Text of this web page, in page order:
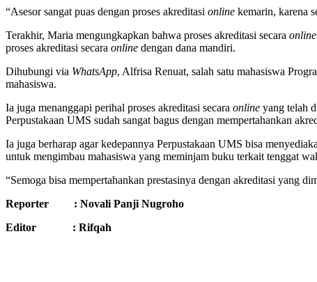
“Asesor sangat puas dengan proses akreditasi online kemarin, karena
Terakhir, Maria mengungkapkan bahwa proses akreditasi secara online
proses akreditasi secara online dengan dana mandiri.
Dihubungi via WhatsApp, Alfrisa Renuat, salah satu mahasiswa
mahasiswa.
Ia juga menanggapi perihal proses akreditasi secara online yang telah
Perpustakaan UMS sudah sangat bagus dengan mempertahankan
Ia juga berharap agar kedepannya Perpustakaan UMS bisa
untuk mengimbau mahasiswa yang meminjam buku terkait tenggat
“Semoga bisa mempertahankan prestasinya dengan akreditasi yang
Reporter : Novali Panji Nugroho
Editor : Rifqah